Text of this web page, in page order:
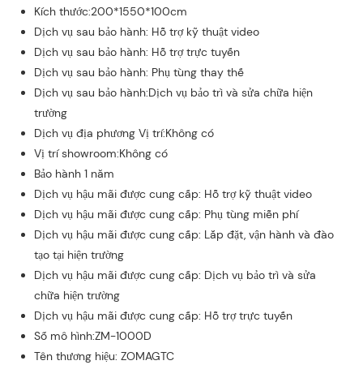
Kích thước:200*1550*100cm
Dịch vụ sau bảo hành: Hỗ trợ kỹ thuật video
Dịch vụ sau bảo hành: Hỗ trợ trực tuyến
Dịch vụ sau bảo hành: Phụ tùng thay thế
Dịch vụ sau bảo hành:Dịch vụ bảo trì và sửa chữa hiện
trường
Dịch vụ địa phương Vị trí:Không có
Vị trí showroom:Không có
Bảo hành 1 năm
Dịch vụ hậu mãi được cung cấp: Hỗ trợ kỹ thuật video
Dịch vụ hậu mãi được cung cấp: Phụ tùng miễn phí
Dịch vụ hậu mãi được cung cấp: Lắp đặt, vận hành và đào
tạo tại hiện trường
Dịch vụ hậu mãi được cung cấp: Dịch vụ bảo trì và sửa
chữa hiện trường
Dịch vụ hậu mãi được cung cấp: Hỗ trợ trực tuyến
Số mô hình:ZM-1000D
Tên thương hiệu: ZOMAGTC